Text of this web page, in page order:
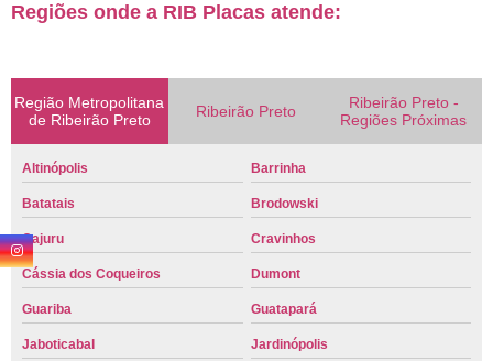
Regiões onde a RIB Placas atende:
Região Metropolitana
de Ribeirão Preto
Ribeirão Preto
Ribeirão Preto -
Regiões Próximas
Altinópolis Barrinha
Batatais Brodowski
Cajuru Cravinhos
Cássia dos Coqueiros Dumont
Guariba Guatapará
Jaboticabal Jardinópolis